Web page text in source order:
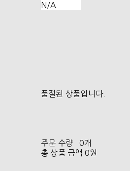
N/A
품절된 상품입니다.
주문 수량
0개
총 상품 금액 0원